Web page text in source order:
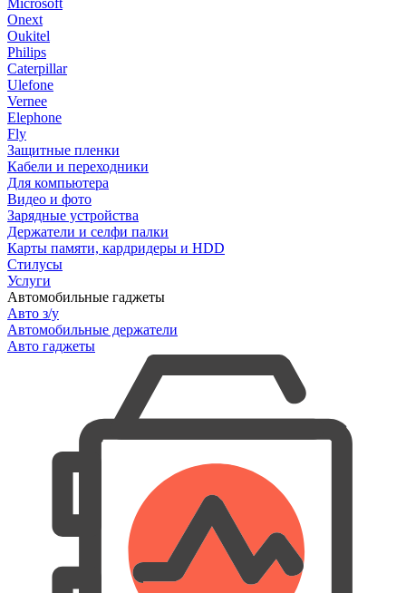
Onext
Oukitel
Philips
Caterpillar
Ulefone
Vernee
Elephone
Fly
Защитные пленки
Кабели и переходники
Для компьютера
Видео и фото
Зарядные устройства
Держатели и селфи палки
Карты памяти, кардридеры и HDD
Стилусы
Услуги
Автомобильные гаджеты
Авто з/у
Автомобильные держатели
Авто гаджеты